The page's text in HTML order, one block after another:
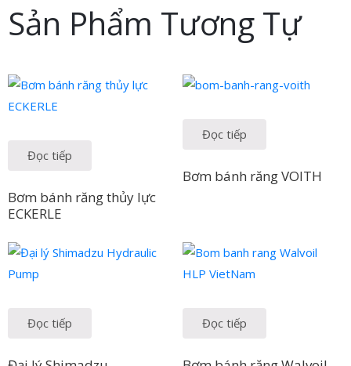
Sản Phẩm Tương Tự
Đọc tiếp
Bơm bánh răng thủy lực
ECKERLE
Đọc tiếp
Bơm bánh răng VOITH
Đọc tiếp Đọc tiếp